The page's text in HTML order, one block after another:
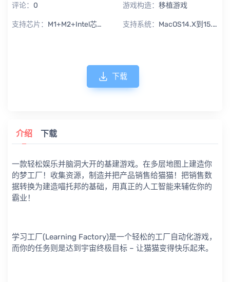
评论： 0 游戏构造： 移植游戏
支持芯片： M1+M2+Intel芯片通用 支持系统： MacOS14.X到15.X Sequoia
下载
介绍 下载
一款轻松娱乐并脑洞大开的基建游戏。在多层地图上建造你
的梦工厂！收集资源，制造并把产品销售给猫猫！把销售数
据转换为建造喵托邦的基础，用真正的人工智能来辅佐你的
霸业！
学习工厂(Learning Factory)是一个轻松的工厂自动化游戏，
而你的任务则是达到宇宙终极目标 – 让猫猫变得快乐起来。